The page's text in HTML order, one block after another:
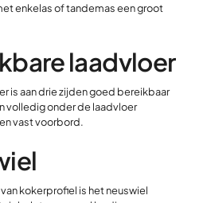
enkelas of tandemas een groot
laadvloer
is aan drie zijden goed bereikbaar
volledig onder de laadvloer
vast voorbord.
kokerprofiel is het neuswiel